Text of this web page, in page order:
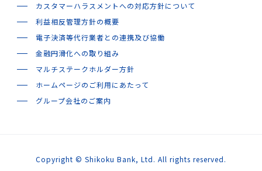
地域への取組み
採用情報
カスタマーハラスメントへの対応方針について
利益相反管理方針の概要
電子決済等代行業者との連携及び協働
金融円滑化への取り組み
マルチステークホルダー方針
ホームページのご利用にあたって
グループ会社のご案内
Copyright © Shikoku Bank, Ltd. All rights reserved.